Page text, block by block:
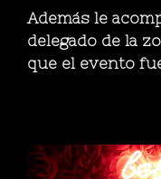
Además le
delegado de la
que el evento